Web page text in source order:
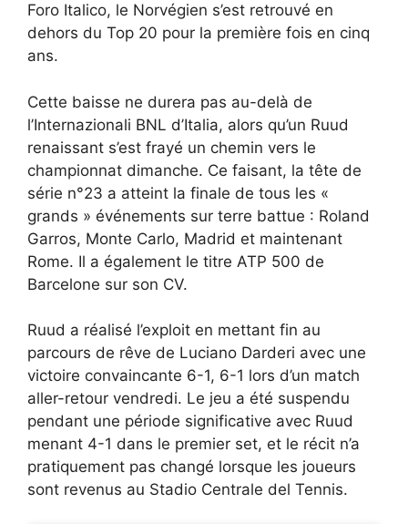
Foro Italico, le Norvégien s’est retrouvé en
dehors du Top 20 pour la première fois en cinq
ans.
Cette baisse ne durera pas au-delà de
l’Internazionali BNL d’Italia, alors qu’un Ruud
renaissant s’est frayé un chemin vers le
championnat dimanche. Ce faisant, la tête de
série n°23 a atteint la finale de tous les «
grands » événements sur terre battue : Roland
Garros, Monte Carlo, Madrid et maintenant
Rome. Il a également le titre ATP 500 de
Barcelone sur son CV.
Ruud a réalisé l’exploit en mettant fin au
parcours de rêve de Luciano Darderi avec une
victoire convaincante 6-1, 6-1 lors d’un match
aller-retour vendredi. Le jeu a été suspendu
pendant une période significative avec Ruud
menant 4-1 dans le premier set, et le récit n’a
pratiquement pas changé lorsque les joueurs
sont revenus au Stadio Centrale del Tennis.